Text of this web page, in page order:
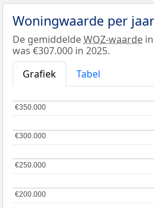
Woningwaarde per jaar
De gemiddeldeWOZ-waarde
was €307.000 in 2025.
Grafiek
Tabel
€200.000
€200.000
€250.000
€250.000
€300.000
€300.000
€350.000
€350.000